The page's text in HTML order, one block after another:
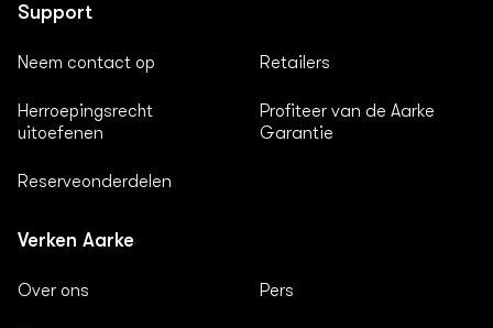
Support
Neem contact op
Herroepingsrecht
uitoefenen
Reserveonderdelen
Retailers
Profiteer van de Aarke
Garantie
Verken Aarke
Over ons Pers